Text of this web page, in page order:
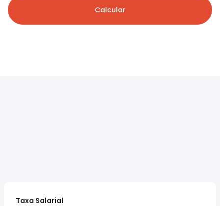
Calcular
Taxa Salarial